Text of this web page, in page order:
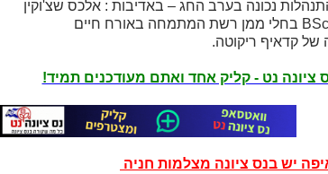
נכונה בערב החג – באדיבות : אלכס שצ'וקין
דיאטנית קלינית BSc. R.D בחלי ממן רשת המתמחה באורח חיים
של קדאיף ריקוטה.
ציונה נט - קליק אחד ואתם מעודכנים תמיד!
יש בנס ציונה מצלמות חניה